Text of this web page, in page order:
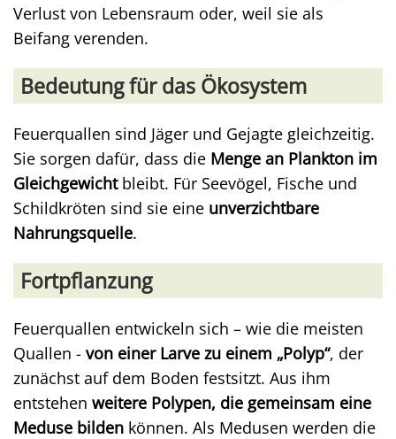
Verlust von Lebensraum oder, weil sie als
Beifang verenden.
Bedeutung für das Ökosystem
Feuerquallen sind Jäger und Gejagte gleichzeitig.
Sie sorgen dafür, dass die Menge an Plankton im
Gleichgewichtbleibt. Für Seevögel, Fische und
Schildkröten sind sie eine unverzichtbare
Nahrungsquelle.
Fortpflanzung
Feuerquallen entwickeln sich – wie die meisten
Quallen - von einer Larve zu einem „Polyp“, der
zunächst auf dem Boden festsitzt. Aus ihm
entstehen weitere Polypen, die gemeinsam eine
Meduse bilden können. Als Medusen werden die